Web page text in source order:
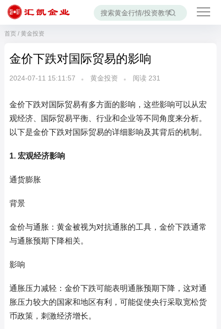
首页/ 黄金投资
金价下跌对国际贸易的影响
2024-07-11 15:11:57 黄金投资 阅读 231
金价下跌对国际贸易有多方面的影响，这些影响可以从宏
观经济、国际贸易平衡、行业和企业等不同角度来分析。
以下是金价下跌对国际贸易的详细影响及其背后的机制。
1. 宏观经济影响
通货膨胀
背景
金价与通胀：黄金被视为对抗通胀的工具，金价下跌通常
与通胀预期下降相关。
影响
通胀压力减轻：金价下跌可能表明通胀预期下降，这对通
胀压力较大的国家和地区有利，可能促使央行采取宽松货
币政策，刺激经济增长。